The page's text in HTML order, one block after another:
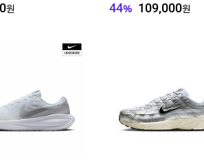
원 44% 109,000원